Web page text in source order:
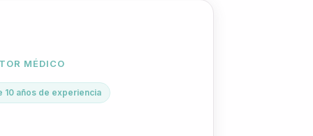
MÉDICO
10 años de experiencia